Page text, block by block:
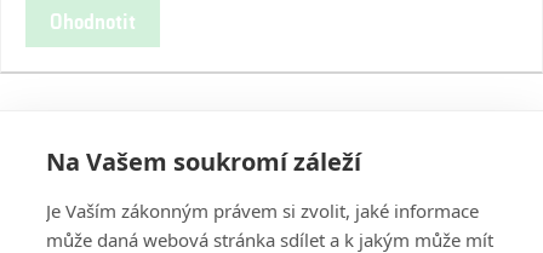
Ohodnotit
Na Vašem soukromí záleží
Je Vaším zákonným právem si zvolit, jaké informace
může daná webová stránka sdílet a k jakým může mít